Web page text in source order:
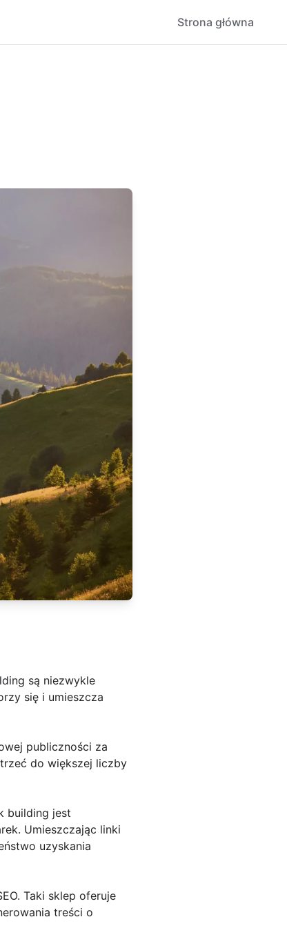
Strona główna
są niezwykle
się i umieszcza
publiczności za
do większej liczby
building jest
Umieszczając linki
uzyskania
Taki sklep oferuje
treści o